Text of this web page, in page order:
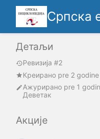
Српска
Детаљи
Ревизија #2
Креирано pre 2 godine
Ажурирано pre 1
Деветак
Акције